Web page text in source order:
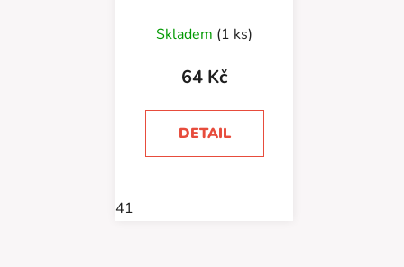
Skladem (1 ks)
64 Kč
DETAIL
41